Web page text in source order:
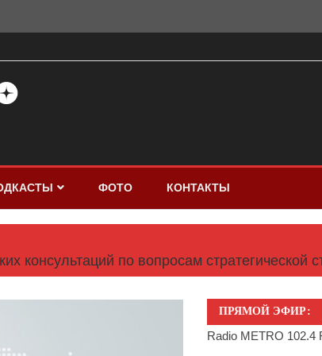
ФОТО КОНТАКТЫ
консультаций по вопросам стратегической
ПРЯМОЙ ЭФИР:
Radio METRO 102.4